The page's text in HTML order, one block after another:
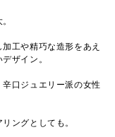
工や精巧な造形をあえ
ザイン。
口ジュエリー派の女性
ングとしても。